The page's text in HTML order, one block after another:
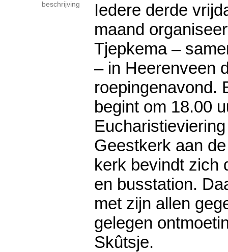
beschrijving
Iedere derde
maand
Tjepkema –
– in Heerenveen
roepingenavond.
begint om 18.00
Geestkerk aan
kerk bevindt zich
en busstation.
met zijn allen
gelegen
Skûtsje.